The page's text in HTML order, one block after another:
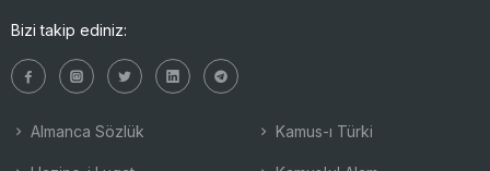
Bizi takip ediniz:
Almanca Sözlük Kamus-ı Türki